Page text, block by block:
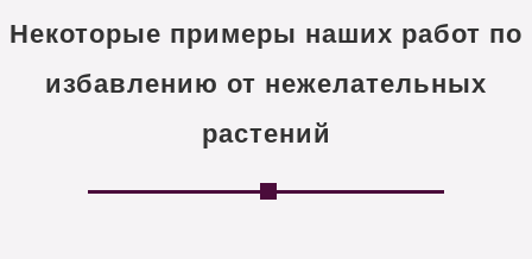
Некоторые примеры наших работ по
избавлению от нежелательных
растений